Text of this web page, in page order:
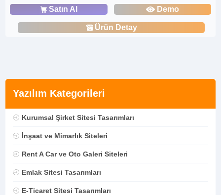
Yazılım Kategorileri
Kurumsal Şirket Sitesi Tasarımları
İnşaat ve Mimarlık Siteleri
Rent A Car ve Oto Galeri Siteleri
Emlak Sitesi Tasarımları
E-Ticaret Sitesi Tasarımları
Satın Al Demo
Ürün Detay